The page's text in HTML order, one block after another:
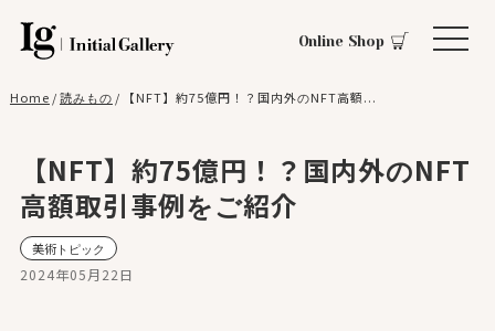
Online Shop
Home /読みもの / 【NFT】約75億円！？国内外のNFT高額...
【NFT】約75億円！？国内外のNFT
高額取引事例をご紹介
美術トピック
2024年05月22日